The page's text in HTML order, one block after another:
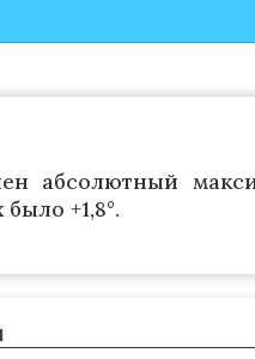
абсолютный
+1,8°.